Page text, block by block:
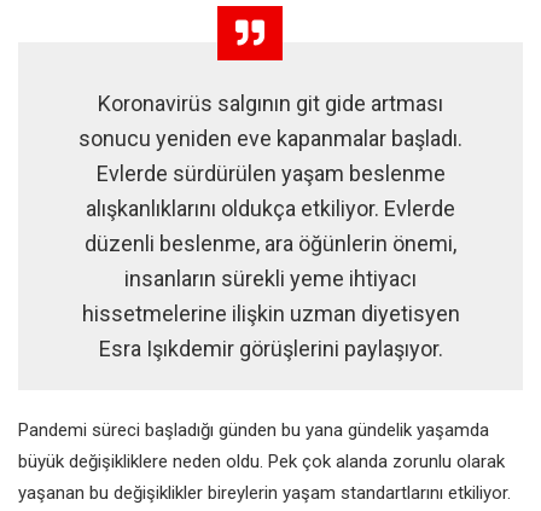
Koronavirüs salgının git gide artması
sonucu yeniden eve kapanmalar başladı.
Evlerde sürdürülen yaşam beslenme
alışkanlıklarını oldukça etkiliyor. Evlerde
düzenli beslenme, ara öğünlerin önemi,
insanların sürekli yeme ihtiyacı
hissetmelerine ilişkin uzman diyetisyen
Esra Işıkdemir görüşlerini paylaşıyor.
Pandemi süreci başladığı günden bu yana gündelik yaşamda
büyük değişikliklere neden oldu. Pek çok alanda zorunlu olarak
yaşanan bu değişiklikler bireylerin yaşam standartlarını etkiliyor.